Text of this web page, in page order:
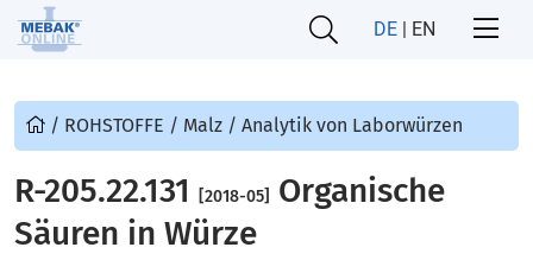
DE | EN
/ ROHSTOFFE / Malz / Analytik von Laborwürzen
R-205.22.131 [2018-05]
Organische
Säuren in Würze